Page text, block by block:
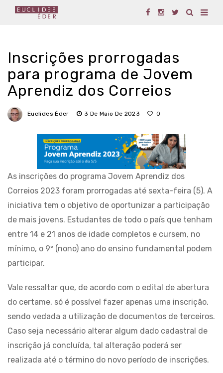
Inscrições prorrogadas
para programa de Jovem
Aprendiz dos Correios
Euclides Éder 3 De Maio De 2023 0
As inscrições do programa Jovem Aprendiz dos
Correios 2023 foram prorrogadas até sexta-feira (5). A
iniciativa tem o objetivo de oportunizar a participação
de mais jovens. Estudantes de todo o país que tenham
entre 14 e 21 anos de idade completos e cursem, no
mínimo, o 9º (nono) ano do ensino fundamental podem
participar.
Vale ressaltar que, de acordo com o edital de abertura
do certame, só é possível fazer apenas uma inscrição,
sendo vedada a utilização de documentos de terceiros.
Caso seja necessário alterar algum dado cadastral de
inscrição já concluída, tal alteração poderá ser
realizada até o término do novo período de inscrições.